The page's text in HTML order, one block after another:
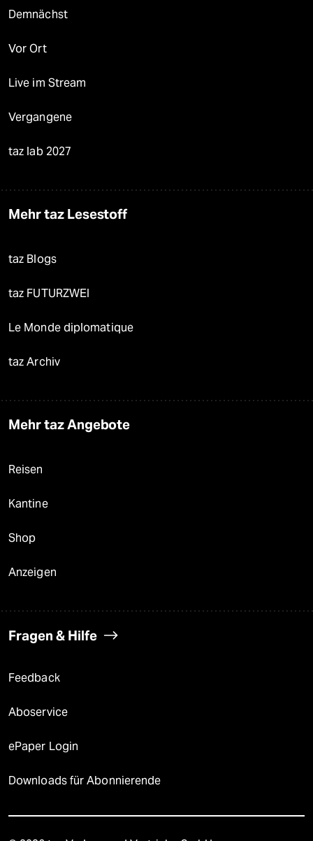
Demnächst
Vor Ort
Live im Stream
Vergangene
taz lab 2027
Mehr taz Lesestoff
taz Blogs
taz FUTURZWEI
Le Monde diplomatique
taz Archiv
Mehr taz Angebote
Reisen
Kantine
Shop
Anzeigen
Fragen & Hilfe
Feedback
Aboservice
ePaper Login
Downloads für Abonnierende